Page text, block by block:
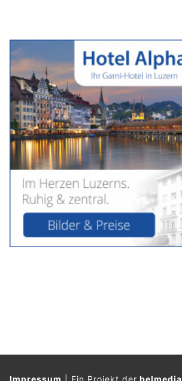
Impressum Ein Projekt derbelmedia